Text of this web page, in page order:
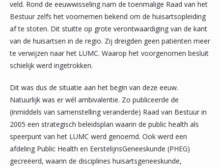
veld. Rond de eeuwwisseling nam de toenmalige Raad van het
Bestuur zelfs het voornemen bekend om de huisartsopleiding
af te stoten. Dit stuitte op grote verontwaardiging van de kant
van de huisartsen in de regio. Zij dreigden geen patiënten meer
te verwijzen naar het LUMC. Waarop het voorgenomen besluit
schielijk werd ingetrokken.
Dit was dus de situatie aan het begin van deze eeuw.
Natuurlijk was er wél ambivalentie. Zo publiceerde de
(inmiddels van samenstelling veranderde) Raad van Bestuur in
2005 een strategisch beleidsplan waarin de public health als
speerpunt van het LUMC werd genoemd. Ook werd een
afdeling Public Health en EerstelijnsGeneeskunde (PHEG)
gecreëerd, waarin de disciplines huisartsgeneeskunde,